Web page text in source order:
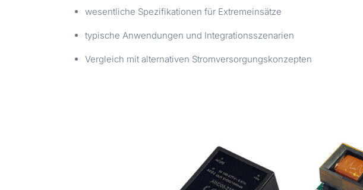
wesentliche Spezifikationen für Extremeinsätze
typische Anwendungen und Integrationsszenarien
Vergleich mit alternativen Stromversorgungskonzepten